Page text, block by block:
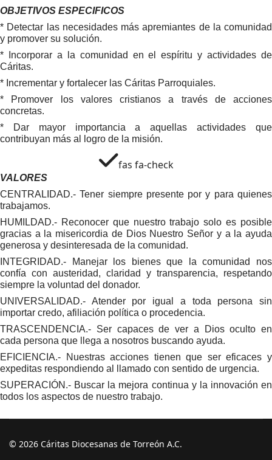
OBJETIVOS ESPECIFICOS
* Detectar las necesidades más apremiantes de la comunidad
y promover su solución.
* Incorporar a la comunidad en el espíritu y actividades de
Cáritas.
* Incrementar y fortalecer las Cáritas Parroquiales.
* Promover los valores cristianos a través de acciones
concretas.
* Dar mayor importancia a aquellas actividades que
contribuyan más al logro de la misión.
fas fa-check
VALORES
CENTRALIDAD.- Tener siempre presente por y para quienes
trabajamos.
HUMILDAD.- Reconocer que nuestro trabajo solo es posible
gracias a la misericordia de Dios Nuestro Señor y a la ayuda
generosa y desinteresada de la comunidad.
INTEGRIDAD.- Manejar los bienes que la comunidad nos
confía con austeridad, claridad y transparencia, respetando
siempre la voluntad del donador.
UNIVERSALIDAD.- Atender por igual a toda persona sin
importar credo, afiliación política o procedencia.
TRASCENDENCIA.- Ser capaces de ver a Dios oculto en
cada persona que llega a nosotros buscando ayuda.
EFICIENCIA.- Nuestras acciones tienen que ser eficaces y
expeditas respondiendo al llamado con sentido de urgencia.
SUPERACIÓN.- Buscar la mejora continua y la innovación en
todos los aspectos de nuestro trabajo.
© 2026 Cáritas Diocesanas de Torreón A.C.